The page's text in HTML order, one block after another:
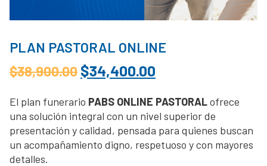
PLAN PASTORAL ONLINE
$38,900.00 $34,400.00
El plan funerario PABS ONLINE PASTORALofrece
una solución integral con un nivel superior de
presentación y calidad, pensada para quienes buscan
un acompañamiento digno, respetuoso y con mayores
detalles.